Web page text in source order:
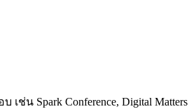
Spark Conference, Digital Matters